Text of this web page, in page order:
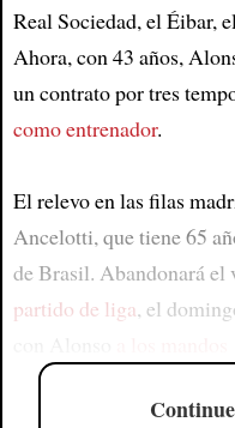
Real Sociedad, el Éibar,
Ahora, con 43 años,
un contrato por tres
como entrenador.
El relevo en las filas
Ancelotti, que tiene 65
de Brasil. Abandonará el
partido de liga, el